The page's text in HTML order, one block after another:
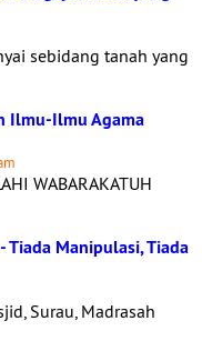
sebidang tanah yang
Ilmu-Ilmu Agama
WABARAKATUH
Tiada Manipulasi, Tiada
Surau, Madrasah